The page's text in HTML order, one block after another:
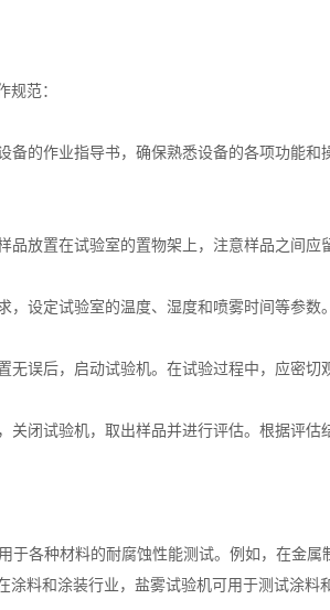
范：
的作业指导书，确保熟悉设备的各项功能和
放置在试验室的置物架上，注意样品之间应
设定试验室的温度、湿度和喷雾时间等参数
误后，启动试验机。在试验过程中，应密切
闭试验机，取出样品并进行评估。根据评估
各种材料的耐腐蚀性能测试。例如，在金属
涂料和涂装行业，盐雾试验机可用于测试涂